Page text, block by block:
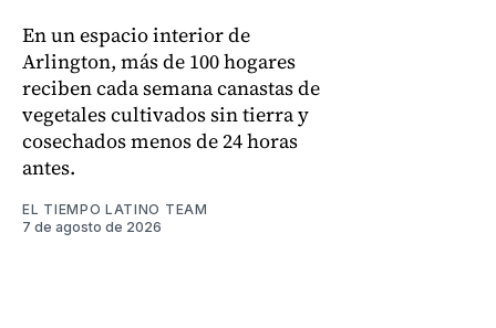
En un espacio interior de
Arlington, más de 100 hogares
reciben cada semana canastas de
vegetales cultivados sin tierra y
cosechados menos de 24 horas
antes.
EL TIEMPO LATINO TEAM
7 de agosto de 2026